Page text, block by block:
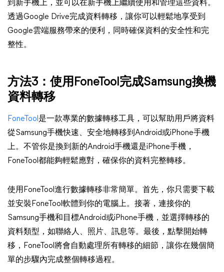
到新手機上，並可以在新手機上繼續使用和管理這些資料。
透過Google Drive完成資料轉移，讓你可以輕鬆地享受到
Google雲端服務帶來的便利，同時確保資料的安全性和完
整性。
方法3：使用FoneTool完成Samsung換機
資料轉移
FoneTool 是一款專業的數據轉移工具，可以幫助用戶將資料
從Samsung手機快速、安全地轉移到Android或iPhone手機
上。不管你是換到新的Android手機還是iPhone手機，
FoneTool都能夠輕鬆應對，確保你的資料完整轉移。
使用FoneTool進行數據轉移非常簡單。首先，你只需要下載
並安裝FoneTool軟體到你的電腦上。接著，連接你的
Samsung手機和目標Android或iPhone手機，並選擇轉移的
資料類型，如聯絡人、照片、訊息等。最後，點擊開始轉
移，FoneTool將會自動處理所有轉移的細節，讓你在幾個簡
單的步驟內完成整個轉移過程。